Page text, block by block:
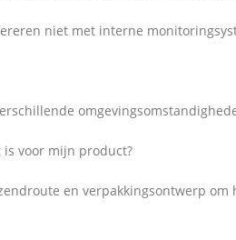
niet met interne
voor mijn product?
en verpakkingsontwerp